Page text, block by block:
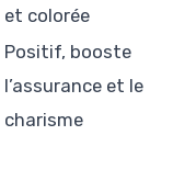
et colorée
Positif, booste
l’assurance et le
charisme